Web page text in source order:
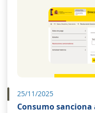
25/11/2025
Consumo sanciona